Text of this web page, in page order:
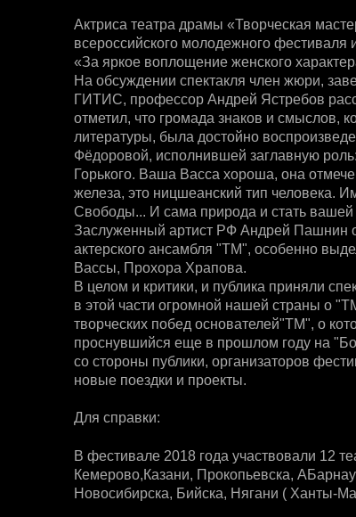
Актриса театра драмы «Творческая
всероссийского молодежного
«За яркое воплощение женского
На обсуждении спектакля член жюри,
ГИТИС, профессор Андрей Ястребов
отметил, что громада знаков и смыслов,
литературы, была достойно
Фёдоровой, исполнившей заглавную
Горького. Ваша Васса хороша, она
железа, это ницшеанский тип человека.
Свободы... И сама природа и стать вашей
Заслуженный артист РФ Андрей Пашнин
актерского ансамбля "ТМ", особенно
Вассы, Прохора Храпова.
В целом и критики, и публика приняли
в этой части огромной нашей страны о
творческих побед основателей"ТМ", о
проснувшийся еще в прошлом году на
со стороны публики, организаторов
новые поездки и проекты.
Для справки:
В фестивале 2018 года участвовали 12
Кемерово,Казани, Прокопьевска,
Новосибирска, Бийска, Нягани ( Ханты-